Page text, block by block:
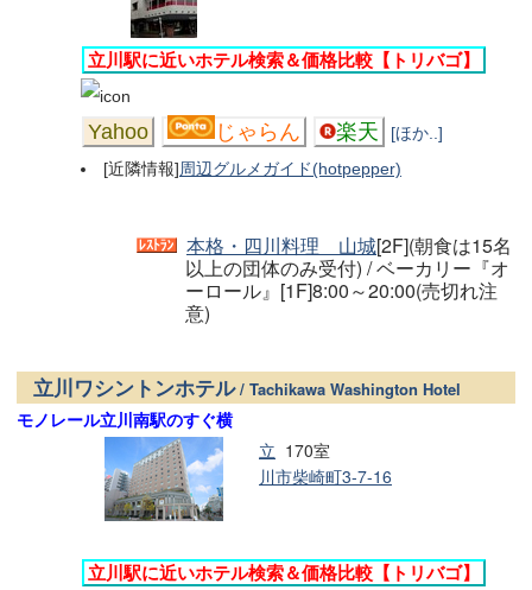
立川駅に近いホテル検索＆価格比較【トリバゴ】
Yahoo じゃらん 楽天
[ほか..]
[近隣情報]周辺グルメガイド(hotpepper)
本格・四川料理 山城[2F](朝食は15名
以上の団体のみ受付) / ベーカリー『オ
ーロール』[1F]8:00～20:00(売切れ注
意)
立川ワシントンホテル/ Tachikawa Washington Hotel
モノレール立川南駅のすぐ横
170室
立
川市柴崎町3-7-16
立川駅に近いホテル検索＆価格比較【トリバゴ】